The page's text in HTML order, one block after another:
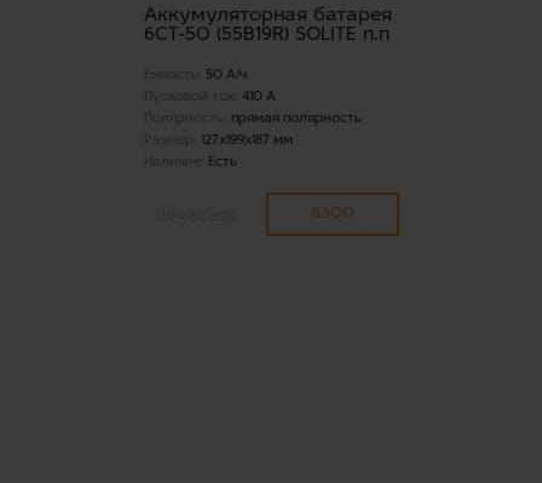
Аккумуляторная батарея
6СТ-50 (55B19R) SOLITE п.п
Емкость:
50 А/ч
Пусковой ток: 410 А
Полярность:
прямая полярность
Размер: 127x199x187 мм
Наличие:
Есть
8300